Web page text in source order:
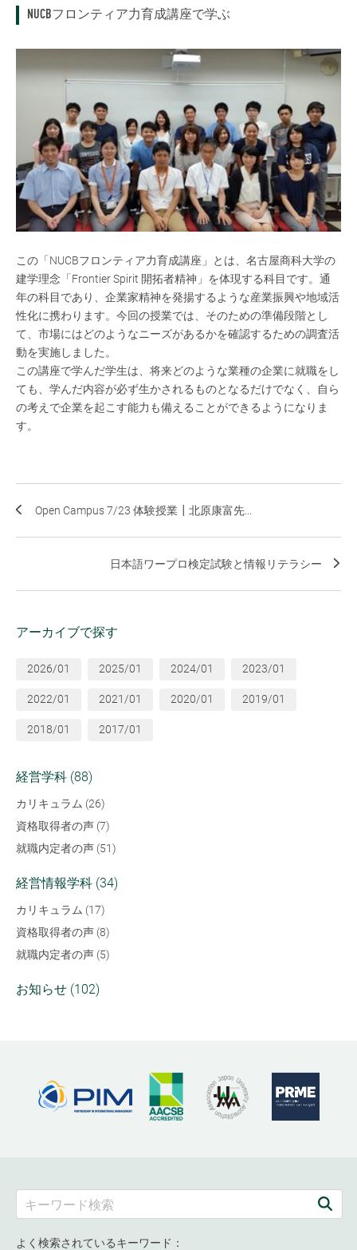
NUCBフロンティア力育成講座で学ぶ
この「NUCBフロンティア力育成講座」とは、名古屋商科大学の
建学理念「Frontier Spirit 開拓者精神」を体現する科目です。通
年の科目であり、企業家精神を発揚するような産業振興や地域活
性化に携わります。今回の授業では、そのための準備段階とし
て、市場にはどのようなニーズがあるかを確認するための調査活
動を実施しました。
この講座で学んだ学生は、将来どのような業種の企業に就職をし
ても、学んだ内容が必ず生かされるものとなるだけでなく、自ら
の考えで企業を起こす能力も備えることができるようになりま
す。
Open Campus 7/23 体験授業┃北原康富先...
日本語ワープロ検定試験と情報リテラシー
アーカイブで探す
2026/01 2025/01 2024/01 2023/01
2022/01 2021/01 2020/01 2019/01
2018/01 2017/01
経営学科 (88)
カリキュラム (26)
資格取得者の声 (7)
就職内定者の声 (51)
経営情報学科 (34)
カリキュラム (17)
資格取得者の声 (8)
就職内定者の声 (5)
お知らせ (102)
よく検索されているキーワード：